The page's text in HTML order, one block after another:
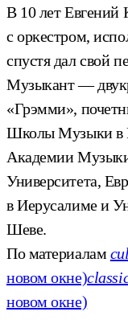
В 10 лет Евгений
с оркестром,
спустя дал свой
Музыкант —
«Грэмми»,
Школы Музыки в
Академии
Университета,
в Иерусалиме и
Шеве.
По материалам
новом окне)
новом окне)